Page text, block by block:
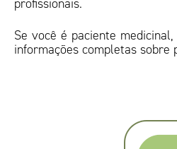
profissionais.
Se você é paciente
informações completas